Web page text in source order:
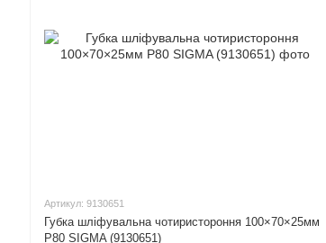
Артикул: 9130651
Губка шліфувальна чотиристороння 100×70×25мм
P80 SIGMA (9130651)